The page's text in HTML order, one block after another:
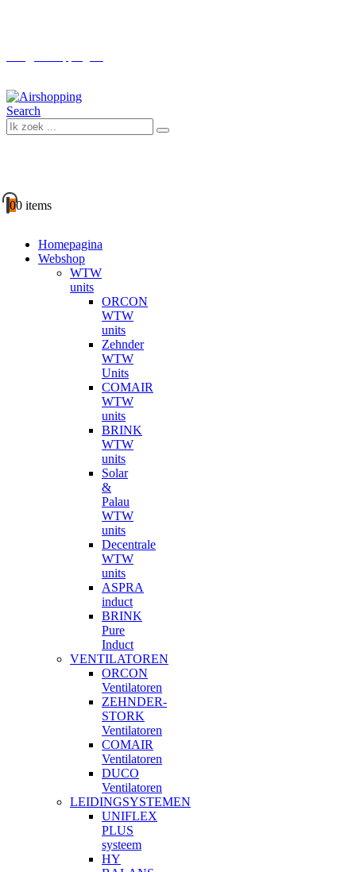
Search
00 items
Homepagina
Webshop
WTW
units
ORCON
WTW
units
Zehnder
WTW
Units
COMAIR
WTW
units
BRINK
WTW
units
Solar
&
Palau
WTW
units
Decentrale
WTW
units
ASPRA
induct
BRINK
Pure
Induct
VENTILATOREN
ORCON
Ventilatoren
ZEHNDER-
STORK
Ventilatoren
COMAIR
Ventilatoren
DUCO
Ventilatoren
LEIDINGSYSTEMEN
UNIFLEX
PLUS
systeem
HY